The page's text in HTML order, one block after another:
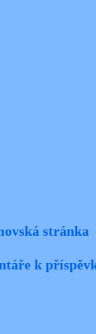
stránka
k